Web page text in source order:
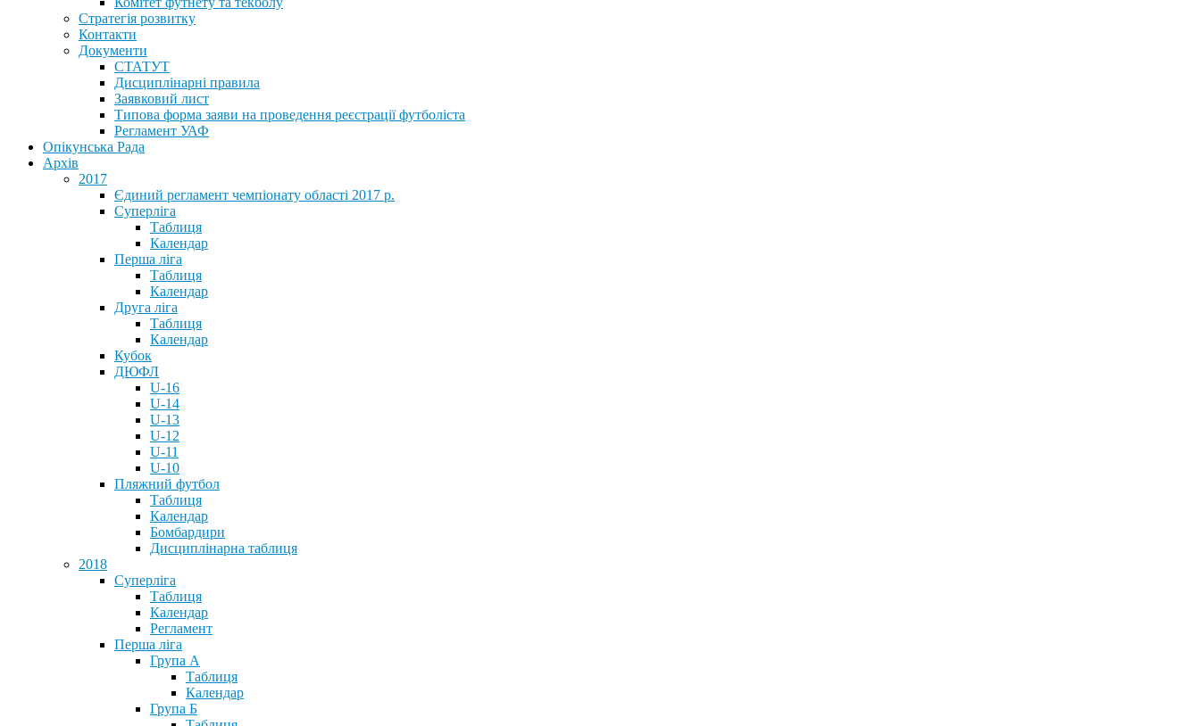
Стратегія розвитку
Контакти
Документи
СТАТУТ
Дисциплінарні правила
Заявковий лист
Типова форма заяви на проведення реєстрації футболіста
Регламент УАФ
Опікунська Рада
Архів
2017
Єдиний регламент чемпіонату області 2017 р.
Суперліга
Таблиця
Календар
Перша ліга
Таблиця
Календар
Друга ліга
Таблиця
Календар
Кубок
ДЮФЛ
U-16
U-14
U-13
U-12
U-11
U-10
Пляжний футбол
Таблиця
Календар
Бомбардири
Дисциплінарна таблиця
2018
Суперліга
Таблиця
Календар
Регламент
Перша ліга
Група А
Таблиця
Календар
Група Б